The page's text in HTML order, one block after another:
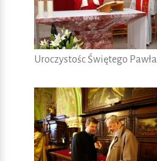
Uroczystośc Świętego Pawła